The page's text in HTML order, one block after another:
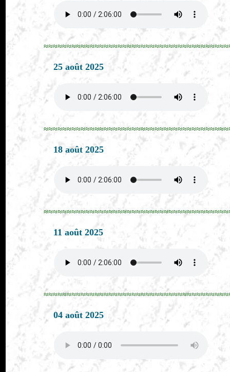
25 août 2025
18 août 2025
11 août 2025
04 août 2025